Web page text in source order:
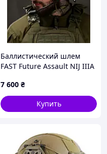
Баллистический шлем
FAST Future Assault NIJ IIIA
7 600 ₴
Купить